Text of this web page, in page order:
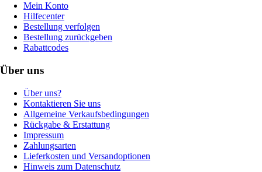
Mein Konto
Hilfecenter
Bestellung verfolgen
Bestellung zurückgeben
Rabattcodes
Über uns
Über uns?
Kontaktieren Sie uns
Allgemeine Verkaufsbedingungen
Rückgabe & Erstattung
Impressum
Zahlungsarten
Lieferkosten und Versandoptionen
Hinweis zum Datenschutz